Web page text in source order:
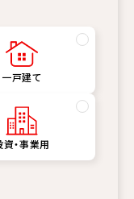
一戸建て
資・事業用